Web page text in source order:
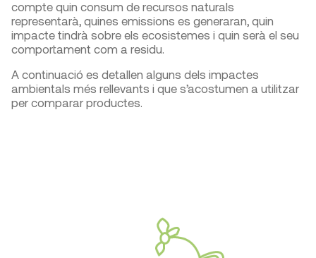
compte quin consum de recursos naturals
representarà, quines emissions es generaran, quin
impacte tindrà sobre els ecosistemes i quin serà el seu
comportament com a residu.
A continuació es detallen alguns dels impactes
ambientals més rellevants i que s’acostumen a utilitzar
per comparar productes.